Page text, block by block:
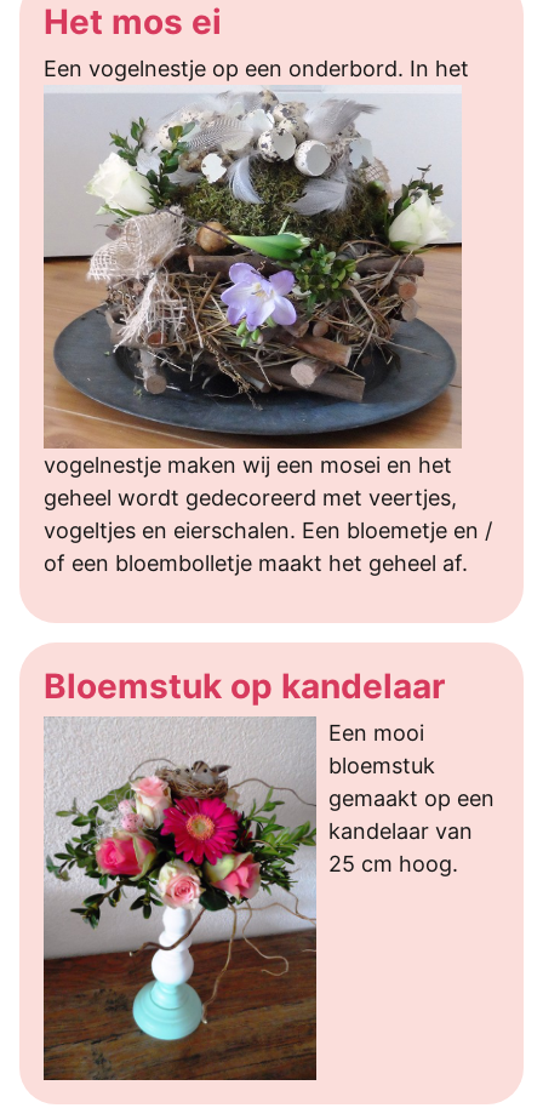
Het mos ei
Een vogelnestje op een onderbord. In het
vogelnestje maken wij een mosei en het
geheel wordt gedecoreerd met veertjes,
vogeltjes en eierschalen. Een bloemetje en /
of een bloembolletje maakt het geheel af.
Bloemstuk op kandelaar
Een mooi
bloemstuk
gemaakt op een
kandelaar van
25 cm hoog.